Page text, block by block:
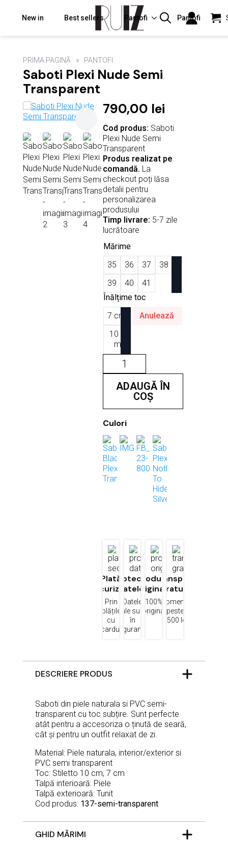
New in Best sellers Pantofi Pantofi
PRIMA PAGINĂ PANTOFI
Saboti Plexi Nude Semi
Transparent
790,00 lei
Cod produs: Saboti
Plexi Nude Semi
Transparent
Produs realizat pe
comandă. La
checkout poți lăsa
detalii pentru
personalizarea
produsului
Timp livrare: 5-7 zile
lucrătoare
Mărime
35
36 37
38
39
40
41
Înălțime toc
7 cm
10 c
m
Anulează
Cantitate
Saboti
Plexi
Nude
Semi
Transparent
ADAUGĂ ÎN
COȘ
Culori
Plată
securizată
Prin
plățile
cu
cardul
Protecția
datelor
Datele
tale sunt
în
siguranță
Produse
originale
100%
original
Transport
gratuit
Comenzi
peste
1500 lei
DESCRIERE PRODUS
Saboti din piele naturala si PVC semi-
transparent cu toc subțire. Sunt perfecte
atât pentru a accesoriza o ținută de seară,
cât și pentru un outfit relaxat de zi.
Material: Piele naturala, interior/exterior si
PVC semi transparent
Toc: Stiletto 10 cm, 7 cm
Talpă interioară: Piele
Talpă exterioară: Tunit
Cod produs:137-semi-transparent
GHID MĂRIMI